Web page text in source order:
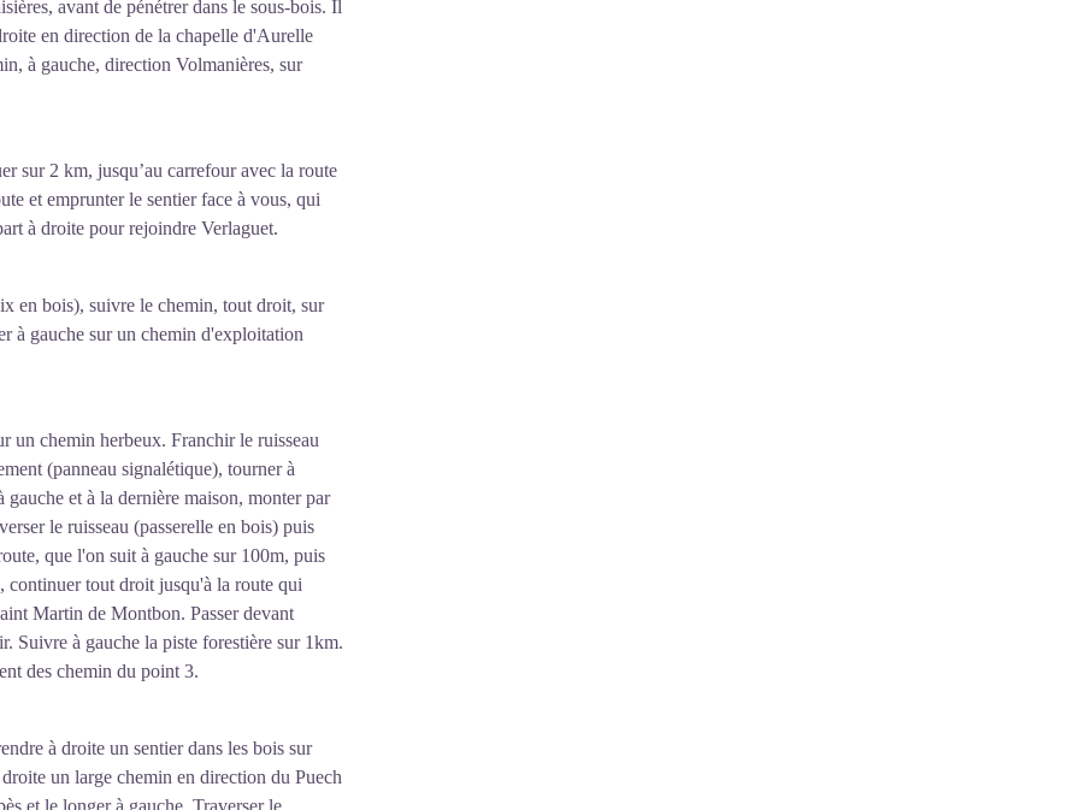
de la colonie.
scanner le QR code.
à travers la petite trappe intégrée
avant de pénétrer dans le sous-bois. Il
en direction de la chapelle d'Aurelle
à gauche, direction Volmanières, sur
sur 2 km, jusqu’au carrefour avec la route
et emprunter le sentier face à vous, qui
à droite pour rejoindre Verlaguet.
en bois), suivre le chemin, tout droit, sur
à gauche sur un chemin d'exploitation
un chemin herbeux. Franchir le ruisseau
(panneau signalétique), tourner à
et à la dernière maison, monter par
le ruisseau (passerelle en bois) puis
que l'on suit à gauche sur 100m, puis
continuer tout droit jusqu'à la route qui
Martin de Montbon. Passer devant
Suivre à gauche la piste forestière sur 1km.
des chemin du point 3.
à droite un sentier dans les bois sur
un large chemin en direction du Puech
et le longer à gauche. Traverser le